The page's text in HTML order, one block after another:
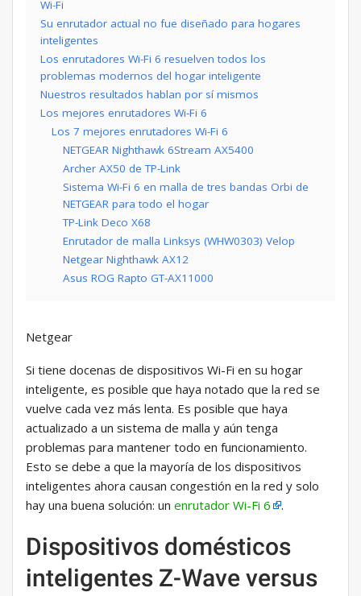
Wi-Fi
Su enrutador actual no fue diseñado para hogares
inteligentes
Los enrutadores Wi-Fi 6 resuelven todos los
problemas modernos del hogar inteligente
Nuestros resultados hablan por sí mismos
Los mejores enrutadores Wi-Fi 6
Los 7 mejores enrutadores Wi-Fi 6
NETGEAR Nighthawk 6Stream AX5400
Archer AX50 de TP-Link
Sistema Wi-Fi 6 en malla de tres bandas Orbi de
NETGEAR para todo el hogar
TP-Link Deco X68
Enrutador de malla Linksys (WHW0303) Velop
Netgear Nighthawk AX12
Asus ROG Rapto GT-AX11000
Netgear
Si tiene docenas de dispositivos Wi-Fi en su hogar
inteligente, es posible que haya notado que la red se
vuelve cada vez más lenta. Es posible que haya
actualizado a un sistema de malla y aún tenga
problemas para mantener todo en funcionamiento.
Esto se debe a que la mayoría de los dispositivos
inteligentes ahora causan congestión en la red y solo
hay una buena solución: un enrutador Wi-Fi 6 .
Dispositivos domésticos
inteligentes Z-Wave versus